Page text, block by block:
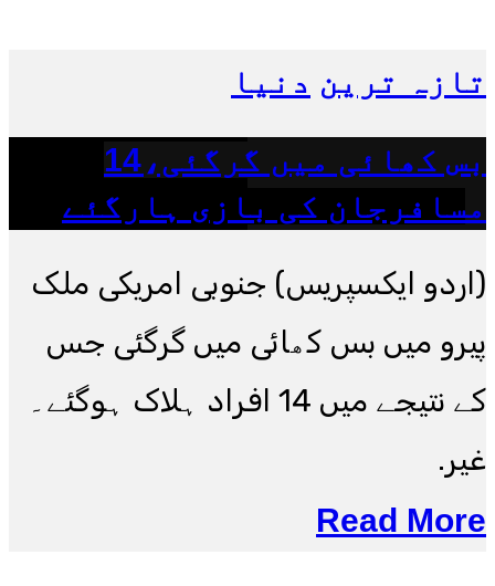
تازہ ترین دنیا
بس کھائی میں گرگئی،14
مسافرجان کی بازی ہارگئے
(اردو ایکسپریس) جنوبی امریکی ملک
پیرو میں بس کھائی میں گرگئی جس
کے نتیجے میں 14 افراد ہلاک ہوگئے۔
غیر.
Read More